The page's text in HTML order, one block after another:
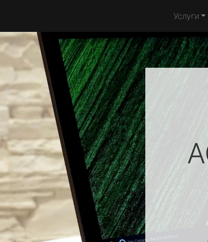
Услуги